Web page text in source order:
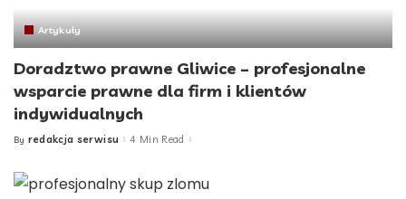
Artykuły
Doradztwo prawne Gliwice – profesjonalne
wsparcie prawne dla firm i klientów
indywidualnych
Posted
By redakcja serwisu 4 Min Read